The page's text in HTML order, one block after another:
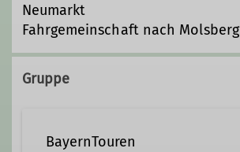
Neumarkt
Fahrgemeinschaft nach Molsberg
Gruppe
BayernTouren